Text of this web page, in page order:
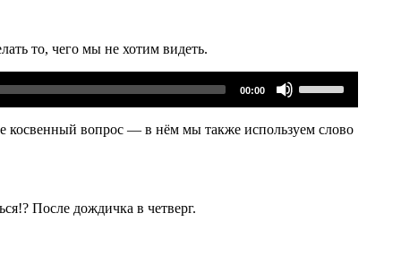
то, чего мы не хотим видеть.
00:00
клавиши
вверх/
вниз,
косвенный вопрос — в нём мы также используем слово
После дождичка в четверг.